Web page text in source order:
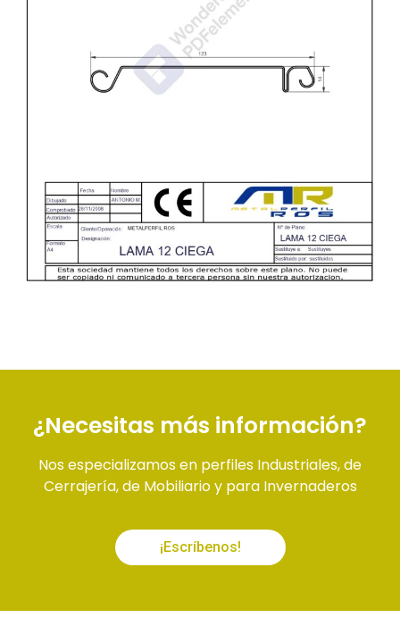
¿Necesitas más información?
Nos especializamos en perfiles Industriales, de
Cerrajería, de Mobiliario y para Invernaderos
¡Escríbenos!